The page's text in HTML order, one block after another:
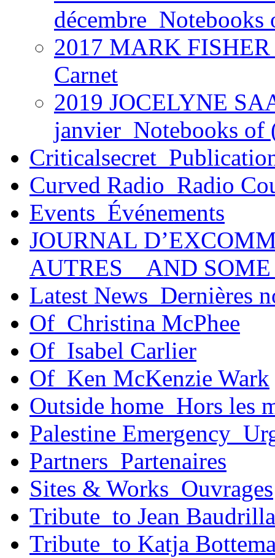
décembre_Notebooks
2017 MARK FISHER
Carnet
2019 JOCELYNE
janvier_Notebooks of
Curved Radio_Radio
Events_Événements
JOURNAL
AUTRES _ AND
Latest News_Dernières
Of_Christina McPhee
Of_Isabel Carlier
Of_Ken McKenzie Wark
Outside home_Hors les
Palestine
Partners_Partenaires
Sites & Works_Ouvrages
Tribute_to Jean
Tribute_to Katja